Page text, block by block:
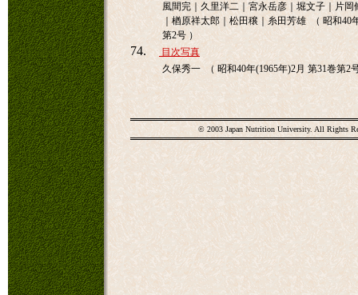
風間完｜久里洋二｜宮永岳彦｜堀文子｜片
｜楢原祥太郎｜松田穣｜糸田芳雄 （ 昭和40
第2号 ）
74.
目次写真
久保秀一 （ 昭和40年(1965年)2月 第31巻第2
© 2003 Japan Nutrition University. All Rights